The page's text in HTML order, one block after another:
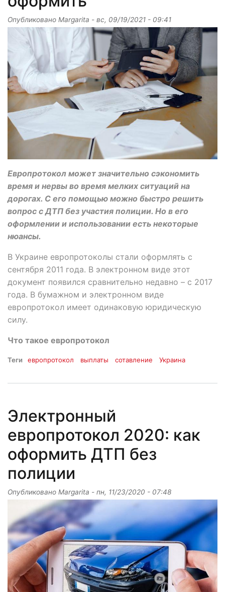
Опубликовано Margarita - вс, 09/19/2021 - 09:41
Европротокол может значительно сэкономить
время и нервы во время мелких ситуаций на
дорогах. С его помощью можно быстро решить
вопрос с ДТП без участия полиции. Но в его
оформлении и использовании есть некоторые
нюансы.
В Украине европротоколы стали оформлять с
сентября 2011 года. В электронном виде этот
документ появился сравнительно недавно – с 2017
года. В бумажном и электронном виде
европротокол имеет одинаковую юридическую
силу.
Что такое европротокол
Теги европротокол выплаты сотавление Украина
Электронный
европротокол 2020: как
оформить ДТП без
полиции
Опубликовано Margarita - пн, 11/23/2020 - 07:48